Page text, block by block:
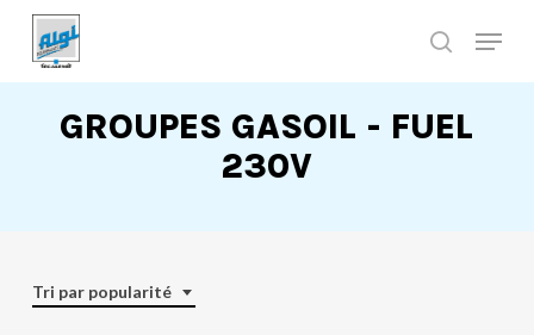
main
GROUPES GASOIL - FUEL
230V
Tri par popularité